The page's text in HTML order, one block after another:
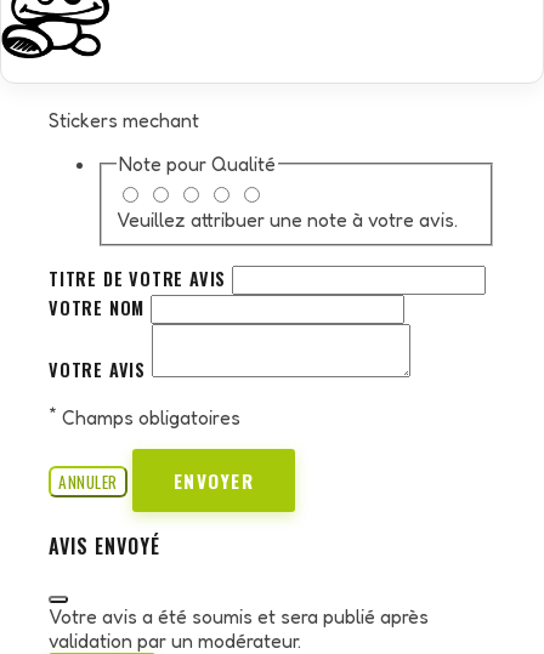
Stickers mechant
Note pour Qualité
Veuillez attribuer une note à votre avis.
TITRE DE VOTRE AVIS
VOTRE NOM
VOTRE AVIS
* Champs obligatoires
ANNULER ENVOYER
AVIS ENVOYÉ
Votre avis a été soumis et sera publié après
validation par un modérateur.